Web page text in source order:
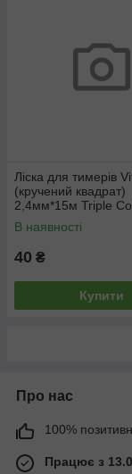
Ліска для тимерів
(кручений квадрат)
2,4мм*15м Triple
В наявності
40 ₴
Купити
Про нас
100%
Працює з